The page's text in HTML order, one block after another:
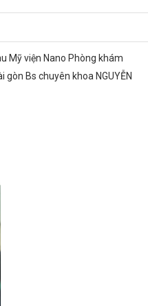
Mỹ viện Nano Phòng khám
Bs chuyên khoa NGUYỄN